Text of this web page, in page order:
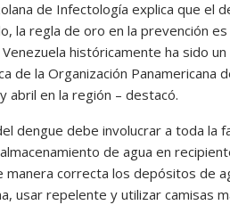
de Infectología explica que el
la regla de oro en la prevención
históricamente ha sido
de la Organización Panamericana
abril en la región – destacó.
dengue debe involucrar a toda la
de agua en
correcta los depósitos de
usar repelente y utilizar camisas